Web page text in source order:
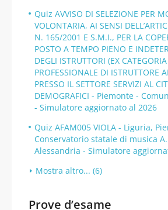
Quiz AVVISO DI SELEZIONE PER
VOLONTARIA, AI SENSI
N. 165/2001 E S.M.I., PER LA
POSTO A TEMPO PIENO E
DEGLI ISTRUTTORI (EX
PROFESSIONALE DI ISTRUTTORE
PRESSO IL SETTORE SERVIZI AL
DEMOGRAFICI - Piemonte -
- Simulatore aggiornato al 2026
Quiz AFAM005 VIOLA - Liguria,
Conservatorio statale di musica
Alessandria - Simulatore
Mostra altro... (6)
Prove d’esame